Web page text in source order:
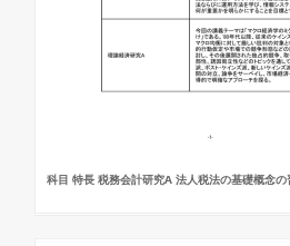
科目 特長 税務会計研究A 法人税法の基礎概念